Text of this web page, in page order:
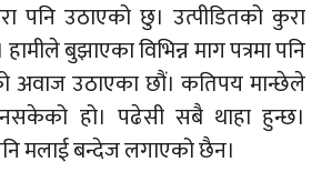
पनि उठाएको छु। उत्पीडितको कुरा
बुझाएका विभिन्न माग पत्रमा पनि
अवाज उठाएका छौं। कतिपय मान्छेले
हो। पढेसी सबै थाहा हुन्छ।
मलाई बन्देज लगाएको छैन।